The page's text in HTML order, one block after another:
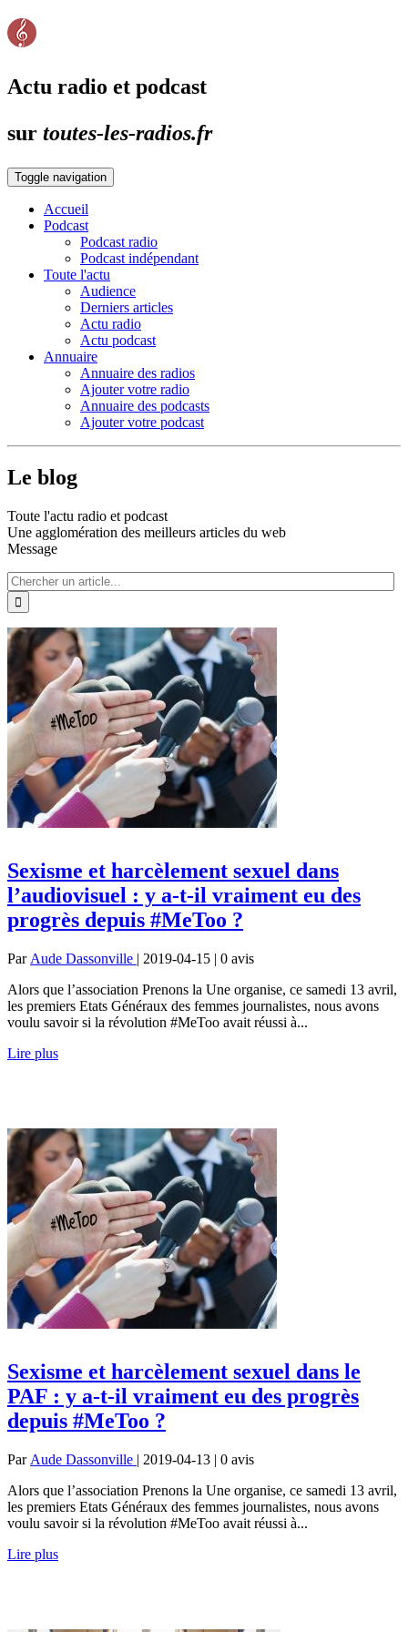
Actu radio et podcast
sur toutes-les-radios.fr
Toggle navigation
Accueil
Podcast
Podcast radio
Podcast indépendant
Toute l'actu
Audience
Derniers articles
Actu radio
Actu podcast
Annuaire
Annuaire des radios
Ajouter votre radio
Annuaire des podcasts
Ajouter votre podcast
Le blog
Toute l'actu radio et podcast
Une agglomération des meilleurs articles du web
Message
Sexisme et harcèlement sexuel dans
l’audiovisuel : y a-t-il vraiment eu des
progrès depuis #MeToo ?
Par Aude Dassonville | 2019-04-15 | 0 avis
Alors que l’association Prenons la Une organise, ce samedi 13 avril,
les premiers Etats Généraux des femmes journalistes, nous avons
voulu savoir si la révolution #MeToo avait réussi à...
Lire plus
Sexisme et harcèlement sexuel dans le
PAF : y a-t-il vraiment eu des progrès
depuis #MeToo ?
Par Aude Dassonville | 2019-04-13 | 0 avis
Alors que l’association Prenons la Une organise, ce samedi 13 avril,
les premiers Etats Généraux des femmes journalistes, nous avons
voulu savoir si la révolution #MeToo avait réussi à...
Lire plus